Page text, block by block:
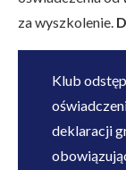
za wyszkolenie.
Klub
deklaracji